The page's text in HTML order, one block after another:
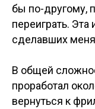
бы по-другому,
переиграть.
сделавших меня
В общей
проработал
вернуться к